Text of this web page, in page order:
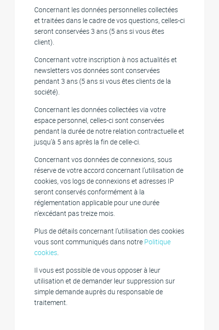
Concernant les données personnelles collectées
et traitées dans le cadre de vos questions, celles-ci
seront conservées 3 ans (5 ans si vous êtes
client).
Concernant votre inscription à nos actualités et
newsletters vos données sont conservées
pendant 3 ans (5 ans si vous êtes clients de la
société).
Concernant les données collectées via votre
espace personnel, celles-ci sont conservées
pendant la durée de notre relation contractuelle et
jusqu’à 5 ans après la fin de celle-ci.
Concernant vos données de connexions, sous
réserve de votre accord concernant l’utilisation de
cookies, vos logs de connexions et adresses IP
seront conservés conformément à la
réglementation applicable pour une durée
n’excédant pas treize mois.
Plus de détails concernant l’utilisation des cookies
vous sont communiqués dans notre Politique
cookies.
Il vous est possible de vous opposer à leur
utilisation et de demander leur suppression sur
simple demande auprès du responsable de
traitement.